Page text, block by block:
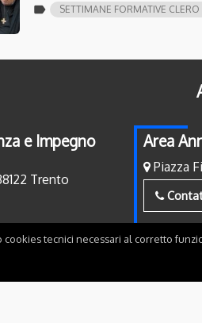
label SETTIMANE FORMATIVE
e Impegno
Trento
Area
Piazza
cookies tecnici necessari al corretto